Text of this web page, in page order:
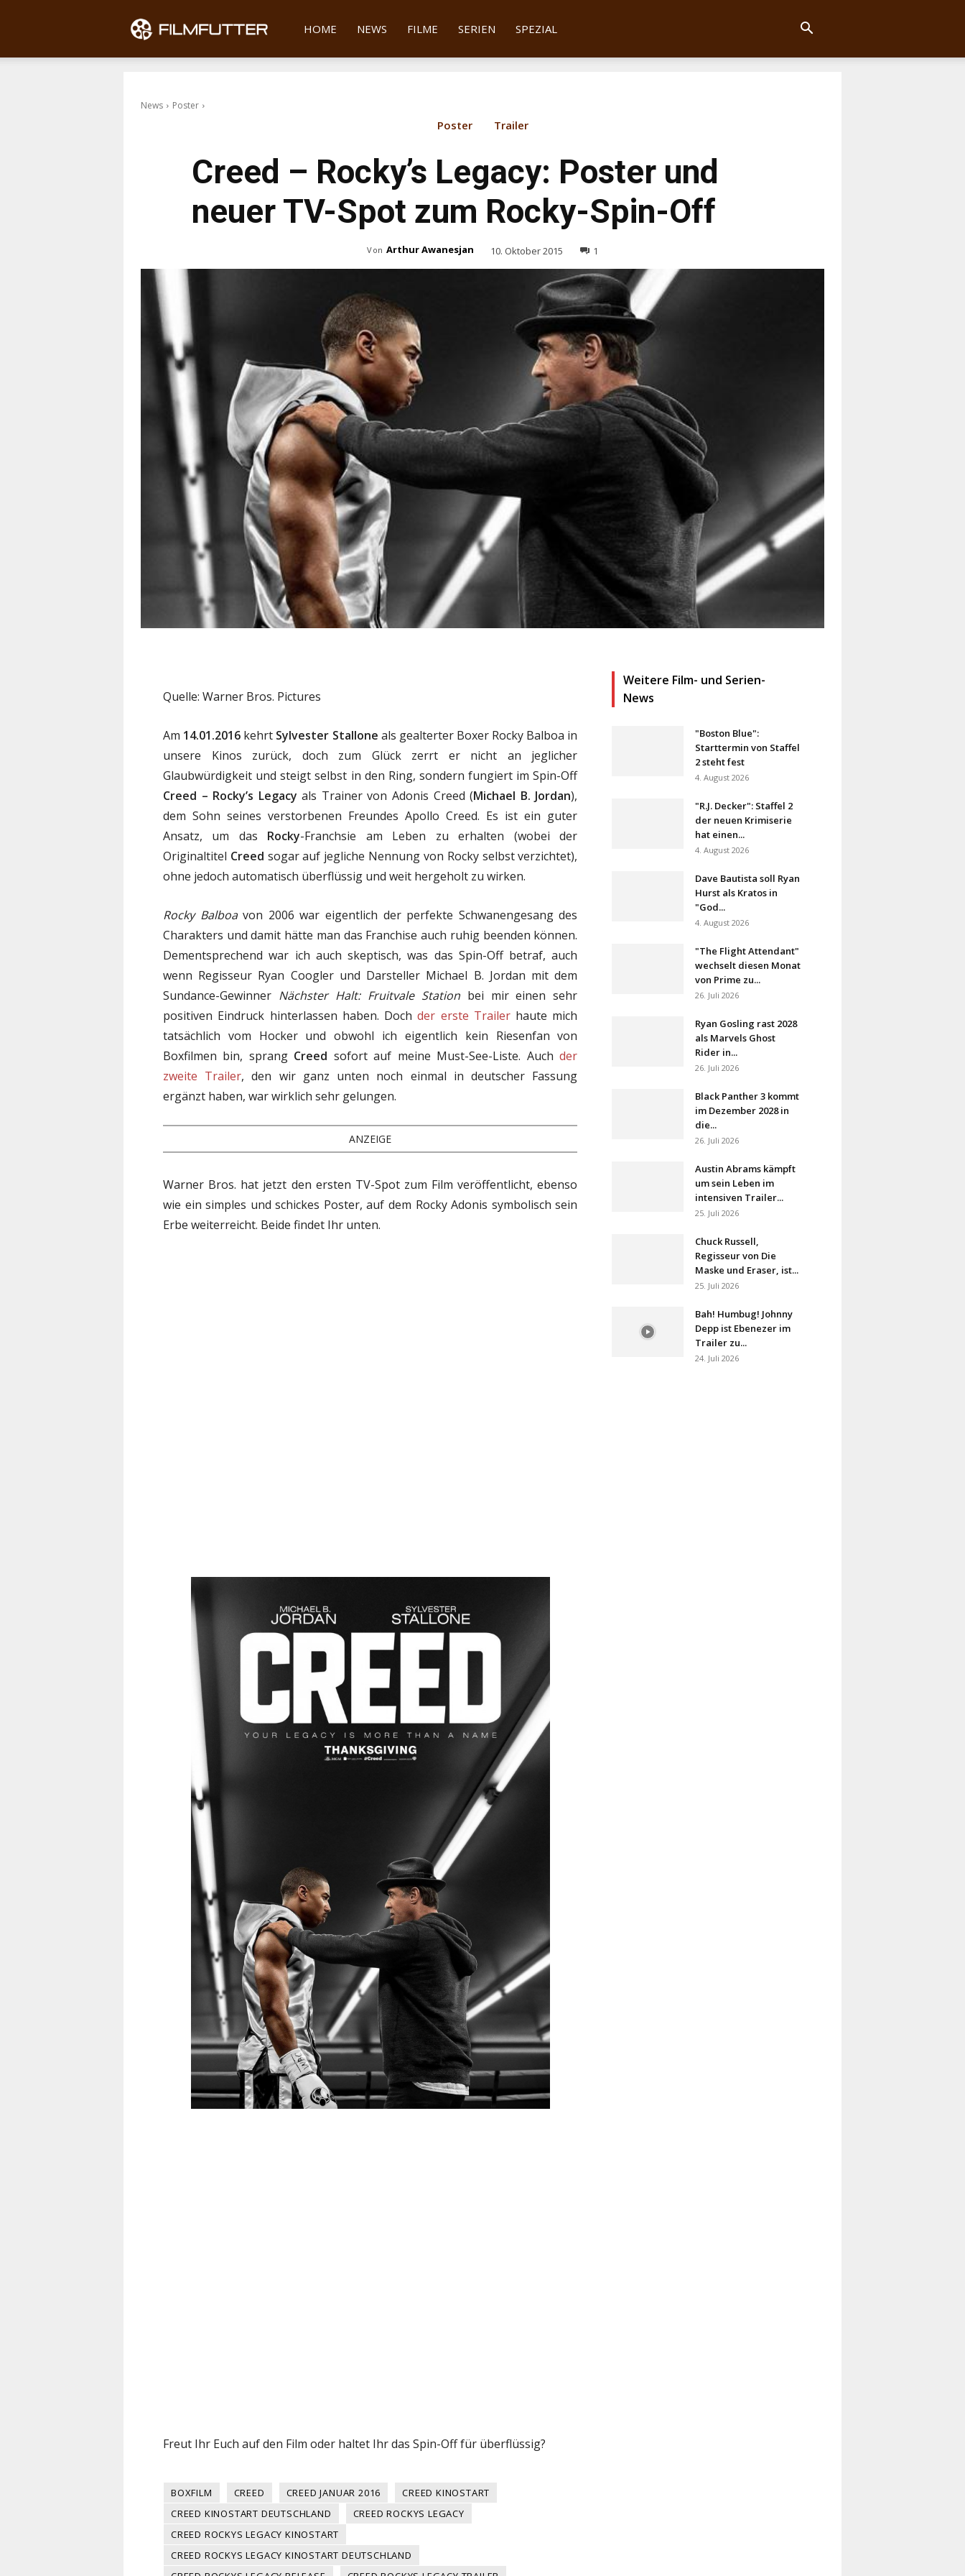
Filmfutter
HOME NEWS FILME SERIEN SPEZIAL
News Poster
Poster Trailer
Creed – Rocky’s Legacy: Poster und
neuer TV-Spot zum Rocky-Spin-Off
Von Arthur Awanesjan 10. Oktober 2015 1
Quelle: Warner Bros. Pictures
Am 14.01.2016 kehrt Sylvester Stallone als gealterter Boxer Rocky Balboa in
unsere Kinos zurück, doch zum Glück zerrt er nicht an jeglicher
Glaubwürdigkeit und steigt selbst in den Ring, sondern fungiert im Spin-Off
Creed – Rocky’s Legacy als Trainer von Adonis Creed (Michael B. Jordan),
dem Sohn seines verstorbenen Freundes Apollo Creed. Es ist ein guter
Ansatz, um das Rocky-Franchsie am Leben zu erhalten (wobei der
Originaltitel Creed sogar auf jegliche Nennung von Rocky selbst verzichtet),
ohne jedoch automatisch überflüssig und weit hergeholt zu wirken.
Rocky Balboavon 2006 war eigentlich der perfekte Schwanengesang des
Charakters und damit hätte man das Franchise auch ruhig beenden können.
Dementsprechend war ich auch skeptisch, was das Spin-Off betraf, auch
wenn Regisseur Ryan Coogler und Darsteller Michael B. Jordan mit dem
Sundance-Gewinner Nächster Halt: Fruitvale Stationbei mir einen sehr
positiven Eindruck hinterlassen haben. Dochder erste Trailerhaute mich
tatsächlich vom Hocker und obwohl ich eigentlich kein Riesenfan von
Boxfilmen bin, sprang Creed sofort auf meine Must-See-Liste. Auchder
zweite Trailer, den wir ganz unten noch einmal in deutscher Fassung
ergänzt haben, war wirklich sehr gelungen.
ANZEIGE
Warner Bros. hat jetzt den ersten TV-Spot zum Film veröffentlicht, ebenso
wie ein simples und schickes Poster, auf dem Rocky Adonis symbolisch sein
Erbe weiterreicht. Beide findet Ihr unten.
Freut Ihr Euch auf den Film oder haltet Ihr das Spin-Off für überflüssig?
BOXFILM CREED CREED JANUAR 2016
CREED KINOSTART
CREED KINOSTART DEUTSCHLAND
CREED ROCKYS LEGACY
CREED ROCKYS LEGACY KINOSTART
CREED ROCKYS LEGACY KINOSTART DEUTSCHLAND
Weitere Film- und Serien-
News
"Boston Blue":
Starttermin von Staffel
2 steht fest
4. August 2026
"R.J. Decker": Staffel 2
der neuen Krimiserie
hat einen...
4. August 2026
Dave Bautista soll Ryan
Hurst als Kratos in
"God...
4. August 2026
"The Flight Attendant"
wechselt diesen Monat
von Prime zu...
26. Juli 2026
Ryan Gosling rast 2028
als Marvels Ghost
Rider in...
26. Juli 2026
Black Panther 3 kommt
im Dezember 2028 in
die...
26. Juli 2026
Austin Abrams kämpft
um sein Leben im
intensiven Trailer...
25. Juli 2026
Chuck Russell,
Regisseur von Die
Maske und Eraser, ist...
25. Juli 2026
Bah! Humbug! Johnny
Depp ist Ebenezer im
Trailer zu...
24. Juli 2026